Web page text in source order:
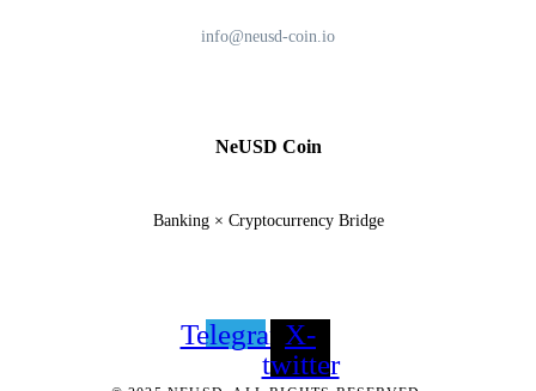
info@neusd-coin.io
NeUSD Coin
Banking × Cryptocurrency Bridge
TelegramX-
twitter